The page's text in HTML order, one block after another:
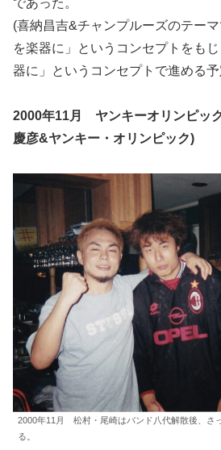
(喜納昌吉&チャンプルーズのテー
を楽器に」というコンセプトをも
器に」というコンセプトで進める
2000年11月 ヤンキーオリンピッ
慶彦&ヤンキー・オリンピック)
2000年11月 松村・尾崎はバンド八代解散後、さ
る。